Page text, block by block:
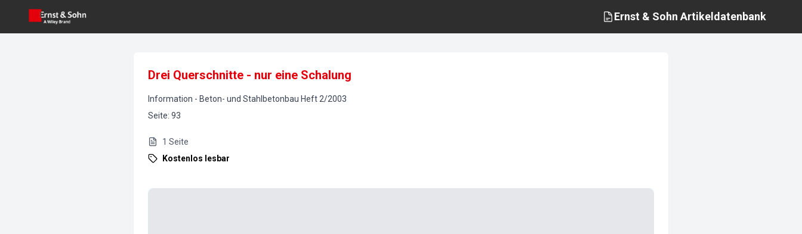
Ernst & Sohn Artikeldatenbank
Drei Querschnitte - nur eine Schalung
Information - Beton- und Stahlbetonbau Heft 2/2003
Seite: 93
1 Seite
Kostenlos lesbar